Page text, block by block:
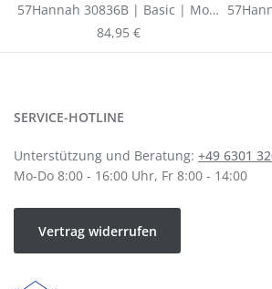
57Hannah 30836B | Basic | Mom
Fit
Regulärer Preis:
84,95 €
SERVICE-HOTLINE
Unterstützung und Beratung: +49 6301
Mo-Do 8:00 - 16:00 Uhr, Fr 8:00 - 14:00
Vertrag widerrufen